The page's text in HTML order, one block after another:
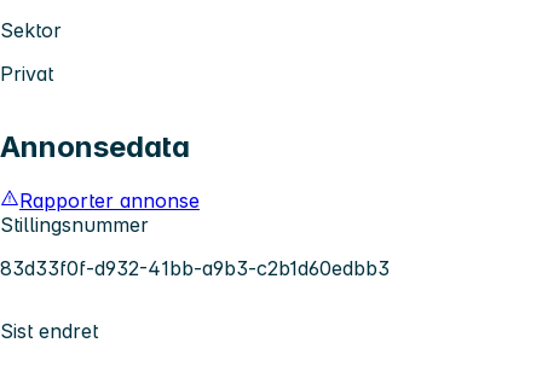
Sektor
Privat
Annonsedata
Rapporter annonse
Stillingsnummer
83d33f0f-d932-41bb-a9b3-c2b1d60edbb3
Sist endret